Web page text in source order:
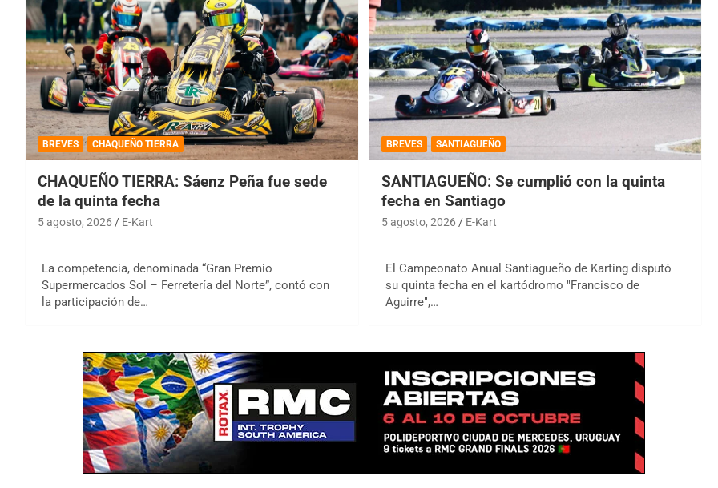
BREVES CHAQUEÑO TIERRA
CHAQUEÑO TIERRA: Sáenz Peña fue sede
de la quinta fecha
5 agosto, 2026 E-Kart
La competencia, denominada “Gran Premio
Supermercados Sol – Ferretería del Norte”, contó con
la participación de…
BREVES SANTIAGUEÑO
SANTIAGUEÑO: Se cumplió con la quinta
fecha en Santiago
5 agosto, 2026 E-Kart
El Campeonato Anual Santiagueño de Karting disputó
su quinta fecha en el kartódromo "Francisco de
Aguirre",…